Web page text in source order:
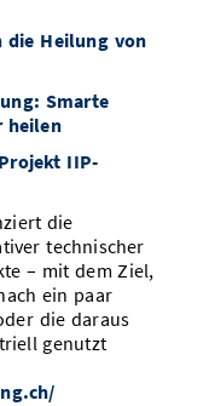
die Heilung von
Smarte
heilen
IIP-
die
technischer
– mit dem Ziel,
ein paar
die daraus
genutzt